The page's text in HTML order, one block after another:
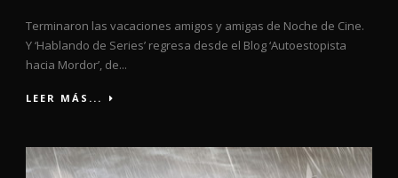
Terminaron las vacaciones amigos y amigas de Noche de Cine.
Y ‘Hablando de Series’ regresa desde el Blog ‘Autoestopista
hacia Mordor’, de...
LEER MÁS...